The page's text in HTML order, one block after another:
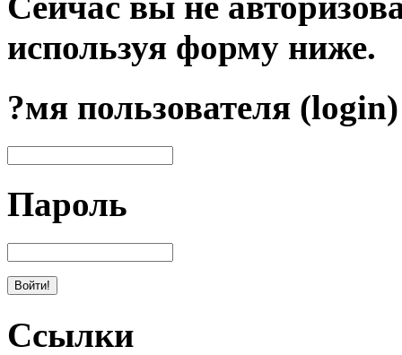
используя форму ниже.
?мя пользователя (login)
Пароль
Ссылки